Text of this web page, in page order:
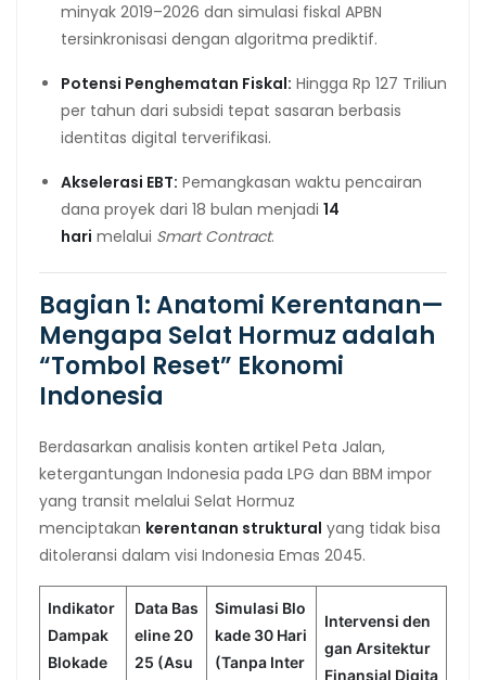
minyak 2019–2026 dan simulasi fiskal APBN
tersinkronisasi dengan algoritma prediktif.
Potensi Penghematan Fiskal: Hingga Rp 127 Triliun
per tahun dari subsidi tepat sasaran berbasis
identitas digital terverifikasi.
Akselerasi EBT: Pemangkasan waktu pencairan
dana proyek dari 18 bulan menjadi 14
hari melalui Smart Contract.
Bagian 1: Anatomi Kerentanan—
Mengapa Selat Hormuz adalah
“Tombol Reset” Ekonomi
Indonesia
Berdasarkan analisis konten artikel Peta Jalan,
ketergantungan Indonesia pada LPG dan BBM impor
yang transit melalui Selat Hormuz
menciptakan kerentanan struktural yang tidak bisa
ditoleransi dalam visi Indonesia Emas 2045.
Indikator
Dampak
Blokade
Data Bas
eline 20
25 (Asu
Simulasi Blo
kade 30 Hari
(Tanpa Inter
Intervensi den
gan Arsitektur
Finansial Digita